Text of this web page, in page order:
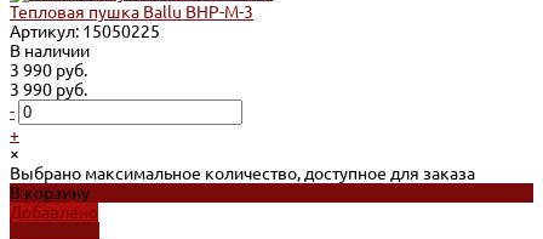
Тепловая пушка Ballu BHP-M-3
Артикул: 15050225
В наличии
3 990 руб.
3 990 руб.
-
+
×
Выбрано максимальное количество, доступное для заказа
В корзину
Добавлено